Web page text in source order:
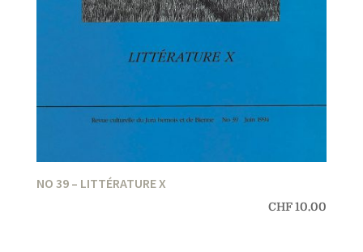
NO 39 – LITTÉRATURE X
CHF10.00